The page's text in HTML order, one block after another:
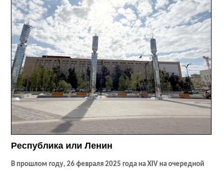
Республика или Ленин
В прошлом году, 26 февраля 2025 года на XIV на очередной